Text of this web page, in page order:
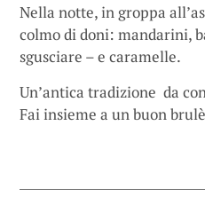
Nella notte, in groppa
colmo di doni: mandarini,
sgusciare – e caramelle.
Un’antica tradizione da
Fai insieme a un buon